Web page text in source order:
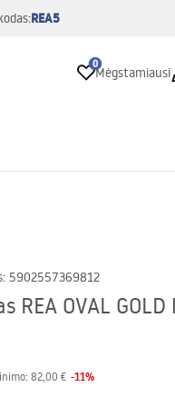
REA5
0
Mėgstamiausi
: 5902557369812
OVAL GOLD
82,00 € -11%